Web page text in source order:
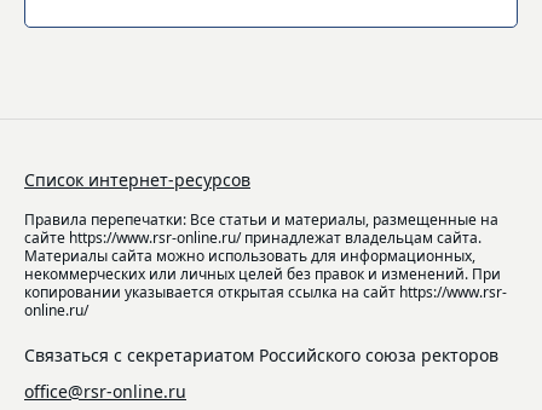
Список интернет-ресурсов
Правила перепечатки: Все статьи и материалы, размещенные на
сайте https://www.rsr-online.ru/ принадлежат владельцам сайта.
Материалы сайта можно использовать для информационных,
некоммерческих или личных целей без правок и изменений. При
копировании указывается открытая ссылка на сайт https://www.rsr-
online.ru/
Связаться с секретариатом Российского союза ректоров
office@rsr-online.ru